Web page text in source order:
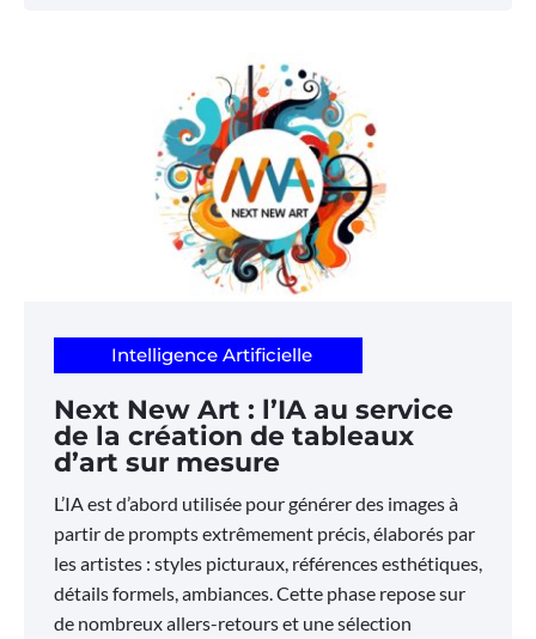
Intelligence Artificielle
Next New Art : l’IA au service
de la création de tableaux
d’art sur mesure
L’IA est d’abord utilisée pour générer des images à
partir de prompts extrêmement précis, élaborés par
les artistes : styles picturaux, références esthétiques,
détails formels, ambiances. Cette phase repose sur
de nombreux allers-retours et une sélection